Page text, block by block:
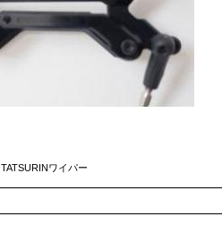
TATSURINワイパー